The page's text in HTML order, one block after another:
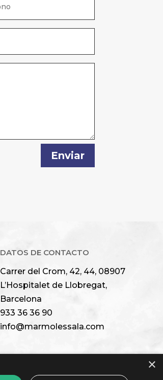
Enviar
DATOS DE CONTACTO
Carrer del Crom, 42, 44, 08907
L’Hospitalet de Llobregat,
Barcelona
933 36 36 90
info@marmolessala.com
×